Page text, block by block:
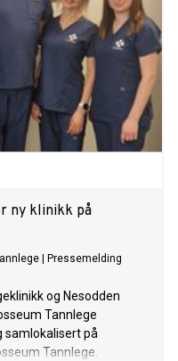
ny klinikk på
Pressemelding
og Nesodden
Tannlege
samlokalisert på
Tannlege.